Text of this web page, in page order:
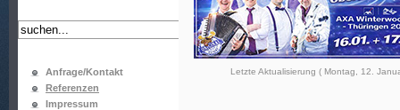
Anfrage/Kontakt
Referenzen
Impressum
Letzte Aktualisierung ( Montag, 12.